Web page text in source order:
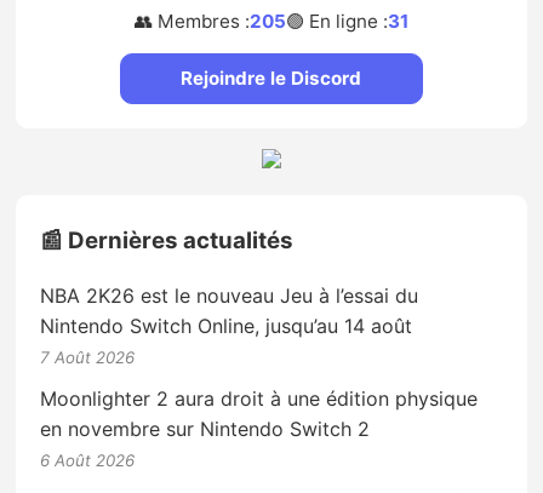
👥 Membres :205🟢 En ligne :31
Rejoindre le Discord
📰 Dernières actualités
NBA 2K26 est le nouveau Jeu à l’essai du
Nintendo Switch Online, jusqu’au 14 août
7 Août 2026
Moonlighter 2 aura droit à une édition physique
en novembre sur Nintendo Switch 2
6 Août 2026